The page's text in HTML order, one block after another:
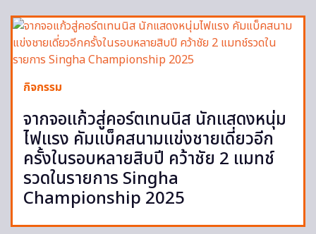
กิจกรรม
จากจอแก้วสู่คอร์ตเทนนิส นักแสดงหนุ่ม
ไฟแรง คัมแบ็คสนามแข่งชายเดี่ยวอีก
ครั้งในรอบหลายสิบปี คว้าชัย 2 แมทช์
รวดในรายการ Singha
Championship 2025